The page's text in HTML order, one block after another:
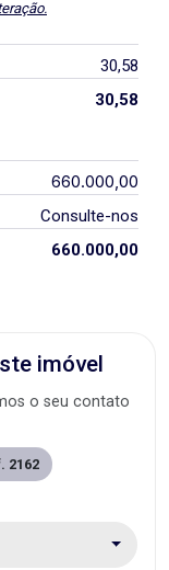
30,58
30,58
660.000,00
Consulte-nos
660.000,00
imóvel
o seu contato
2162